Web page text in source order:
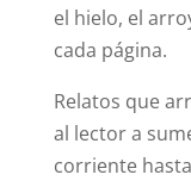
el hielo, el
cada página.
Relatos que
al lector a
corriente